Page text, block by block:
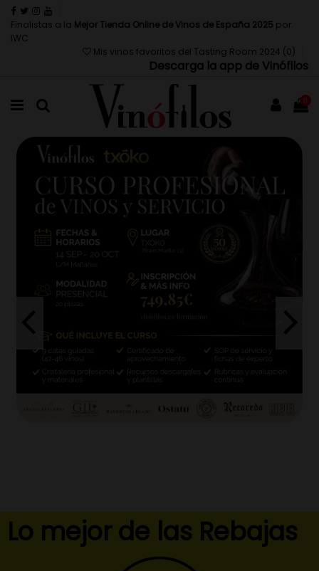
Finalistas a la Mejor Tienda Online de Vinos de España 2025 por
IWC
Mis vinos favoritos del Tasting Room 2024 (0 )
Descarga la app de Vinófilos
0
Lo mejor de las Rebajas